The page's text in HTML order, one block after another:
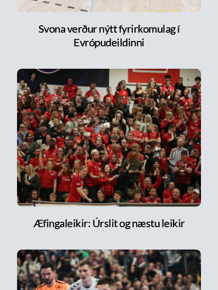
Svona verður nýtt fyrirkomulag í
Evrópudeildinni
Æfingaleikir: Úrslit og næstu leikir